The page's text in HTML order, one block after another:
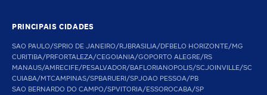
PRINCIPAIS CIDADES
SAO PAULO/SPRIO DE JANEIRO/RJBRASILIA/DFBELO HORIZONTE/MG
CURITIBA/PRFORTALEZA/CEGOIANIA/GOPORTO ALEGRE/RS
MANAUS/AMRECIFE/PESALVADOR/BAFLORIANOPOLIS/SCJOINVILLE/SC
CUIABA/MTCAMPINAS/SPBARUERI/SPJOAO PESSOA/PB
SAO BERNARDO DO CAMPO/SPVITORIA/ESSOROCABA/SP